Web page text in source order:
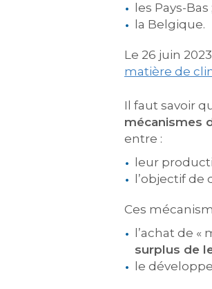
les Pays-Bas ;
la Belgique.
Le 26 juin
matière de
Il faut savoir
mécanismes
entre :
leur
l’objectif
Ces
l’achat de
surplus de
le